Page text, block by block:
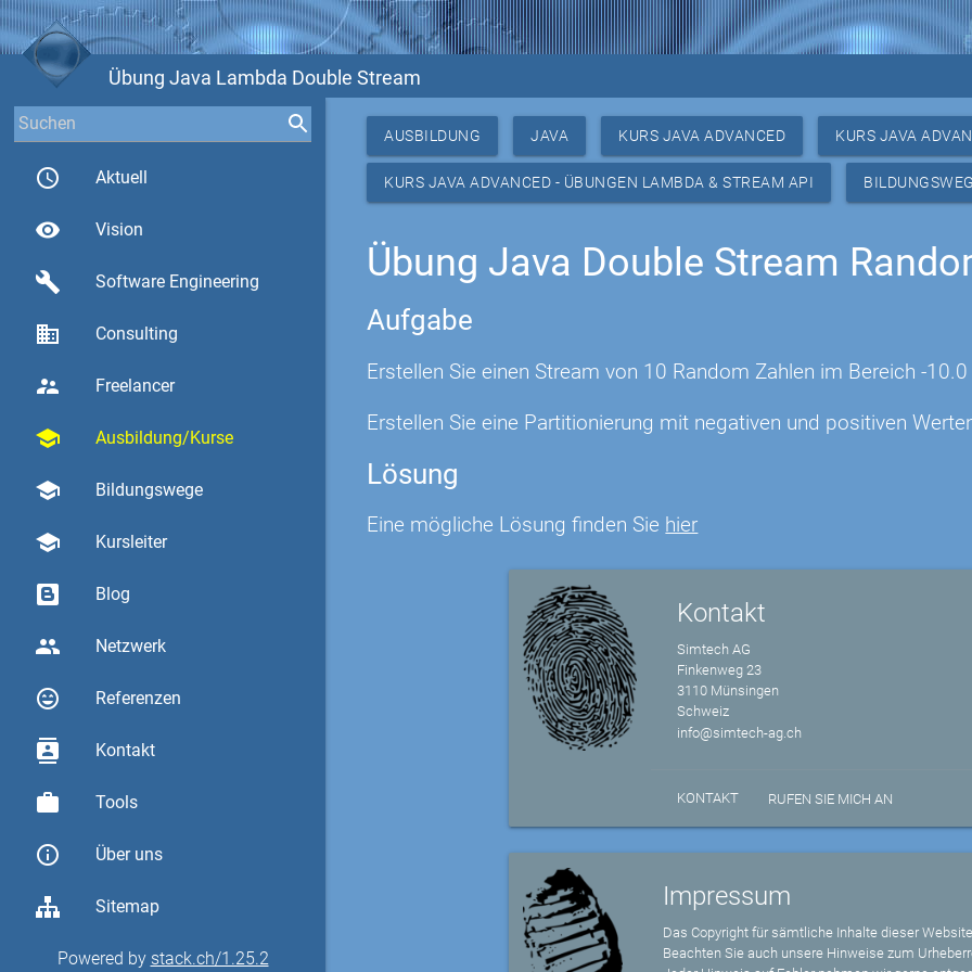
Übung Java Lambda Double Stream
access_time Aktuell
visibility Vision
build Software Engineering
business Consulting
supervisor_account Freelancer
school Ausbildung/Kurse
school Bildungswege
school Kursleiter
Blog
group Netzwerk
sentiment_very_satisfied Referenzen
contacts Kontakt
work Tools
info_outline Über uns
Sitemap
Powered by stack.ch/1.25.2
AUSBILDUNG JAVA KURS JAVA ADVANCED KURS JAVA
KURS JAVA ADVANCED - ÜBUNGEN LAMBDA & STREAM API BILDUNGSWEG
Übung Java Double Stream
Aufgabe
Erstellen Sie einen Stream von 10 Random Zahlen im Bereich -
Erstellen Sie eine Partitionierung mit negativen und positiven
Lösung
Eine mögliche Lösung finden Sie hier
Kontakt
Simtech AG
Finkenweg 23
3110 Münsingen
Schweiz
info@simtech-ag.ch
KONTAKT RUFEN SIE MICH AN
Impressum
Das Copyright für sämtliche Inhalte dieser
Beachten Sie auch unsere Hinweise zum